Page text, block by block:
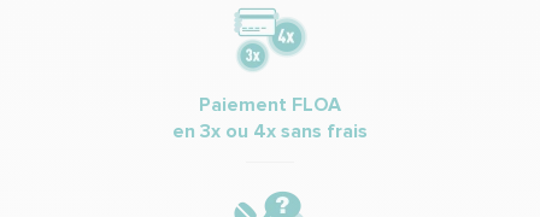
Paiement FLOA
en 3x ou 4x sans frais